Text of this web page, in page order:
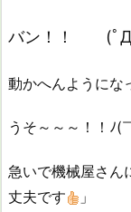
バン！！ (ﾟД
動かへんようにな
うそ～～～！！ﾉ(
急いで機械屋さん
丈夫です
」